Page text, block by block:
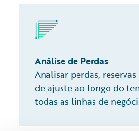
Análise de Perdas
Analisar perdas, reservas
de ajuste ao longo do
todas as linhas de